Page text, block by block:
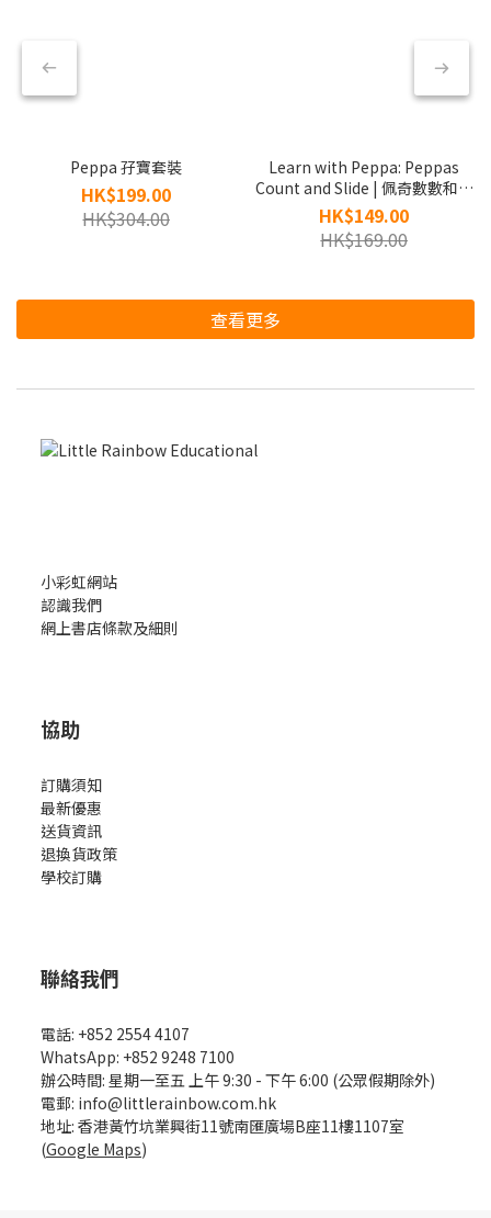
Peppa 孖寶套裝
HK$199.00
HK$304.00
Learn with Peppa: Peppas
Count and Slide | 佩奇數數和溜
滑梯
HK$149.00
HK$169.00
查看更多
小彩虹網站
認識我們
網上書店條款及細則
協助
訂購須知
最新優惠
送貨資訊
退換貨政策
學校訂購
聯絡我們
電話: +852 2554 4107
WhatsApp: +852 9248 7100
辦公時間: 星期一至五 上午 9:30 - 下午 6:00 (公眾假期除外)
電郵: info@littlerainbow.com.hk
地址: 香港黃竹坑業興街11號南匯廣場B座11樓1107室
(Google Maps)